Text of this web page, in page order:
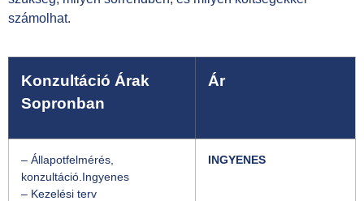
számolhat.
Konzultáció Árak
Sopronban
Ár
– Állapotfelmérés,
konzultáció.Ingyenes
– Kezelési terv
INGYENES